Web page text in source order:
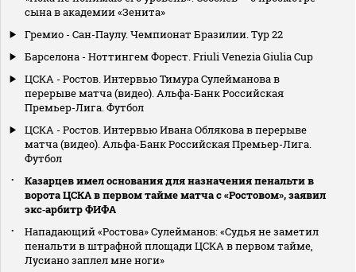
сына в академии «Зенита»
Гремио - Сан-Паулу. Чемпионат Бразилии. Тур 22
Барселона - Ноттингем Форест. Friuli Venezia Giulia Cup
ЦСКА - Ростов. Интервью Тимура Сулейманова в
перерыве матча (видео). Альфа-Банк Российская
Премьер-Лига. Футбол
ЦСКА - Ростов. Интервью Ивана Облякова в перерыве
матча (видео). Альфа-Банк Российская Премьер-Лига.
Футбол
Казарцев имел основания для назначения пенальти в
ворота ЦСКА в первом тайме матча с «Ростовом», заявил
экс‑арбитр ФИФА
Нападающий «Ростова» Сулейманов: «Судья не заметил
пенальти в штрафной площади ЦСКА в первом тайме,
Лусиано заплел мне ноги»